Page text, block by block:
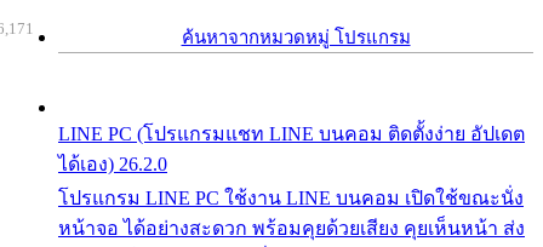
ค้นหาจากหมวดหมู่ โปรแกรม
LINE PC (โปรแกรมแชท LINE บนคอม ติดตั้งง่าย อัปเดต
ได้เอง) 26.2.0
โปรแกรม LINE PC ใช้งาน LINE บนคอม เปิดใช้ขณะนั่ง
หน้าจอ ได้อย่างสะดวก พร้อมคุยด้วยเสียง คุยเห็นหน้า ส่ง